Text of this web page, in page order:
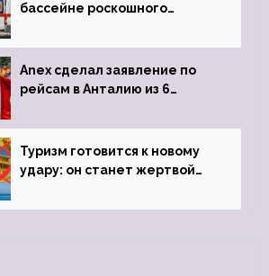
бассейне роскошного
Anex сделал заявление по
рейсам в Анталию из 6
Туризм готовится к новому
удару: он станет жертвой